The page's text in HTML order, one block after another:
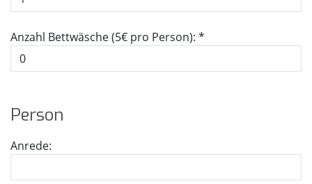
Anzahl Bettwäsche (5€ pro Person): *
Per­son
Anrede: